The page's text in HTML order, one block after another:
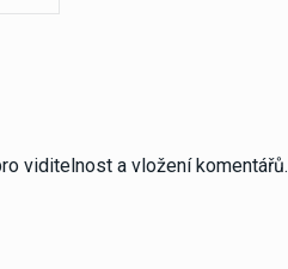
viditelnost a vložení komentářů.